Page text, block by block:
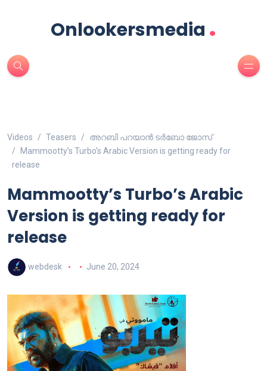
Onlookersmedia .
Videos Teasers
അറബി പറയാൻ ടർബോ ജോസ്
Mammootty’s Turbo’s Arabic Version is getting ready for
release
Mammootty’s Turbo’s Arabic
Version is getting ready for
release
webdesk June 20, 2024